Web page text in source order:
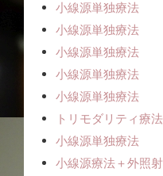
小線源単独療法
小線源単独療法
小線源単独療法
小線源単独療法
小線源単独療法
トリモダリティ療
小線源単独療法
小線源療法＋外照